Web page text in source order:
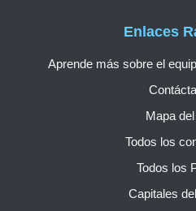
Enlaces
Aprende más sobre el
Mapa
Todos los
Todos los
Capitales